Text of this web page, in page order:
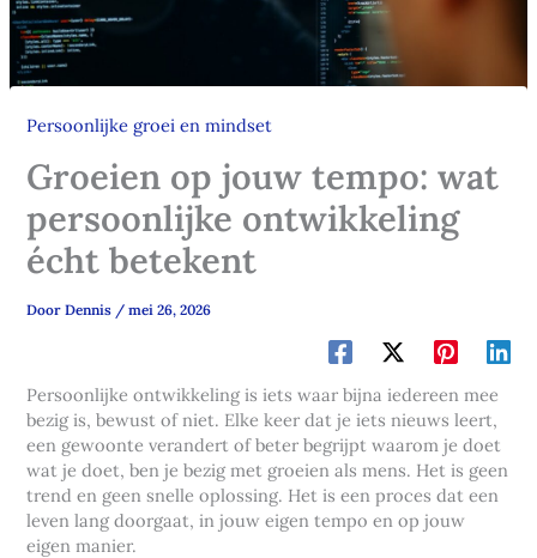
Persoonlijke groei en mindset
Groeien op jouw tempo: wat
persoonlijke ontwikkeling
écht betekent
DoorDennis /mei 26, 2026
Persoonlijke ontwikkeling is iets waar bijna iedereen mee
bezig is, bewust of niet. Elke keer dat je iets nieuws leert,
een gewoonte verandert of beter begrijpt waarom je doet
wat je doet, ben je bezig met groeien als mens. Het is geen
trend en geen snelle oplossing. Het is een proces dat een
leven lang doorgaat, in jouw eigen tempo en op jouw
eigen manier.